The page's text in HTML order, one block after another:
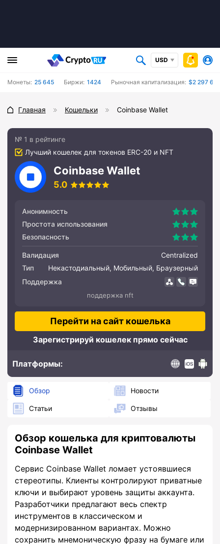
USD
Монеты: 25 645 Биржи: 1424 Рыночная капитализация: $2 297
Главная Кошельки Coinbase Wallet
№ 1 в рейтинге
Лучший кошелек для токенов ERC-20 и NFT
Coinbase Wallet
5.0
Анонимность
Простота использования
Безопасность
Валидация
Centralized
Тип
Некастодиальный, Мобильный, Браузерный
Поддержка
поддержка nft
Перейти на сайт кошелька
Зарегистрируй кошелек прямо сейчас
Платформы:
Обзор Новости
Статьи Отзывы
Обзор кошелька для криптовалюты
Coinbase Wallet
Сервис Coinbase Wallet ломает устоявшиеся
стереотипы. Клиенты контролируют приватные
ключи и выбирают уровень защиты аккаунта.
Разработчики предлагают весь спектр
инструментов в классическом и
модернизированном вариантах. Можно
сохранить мнемоническую фразу на бумаге или